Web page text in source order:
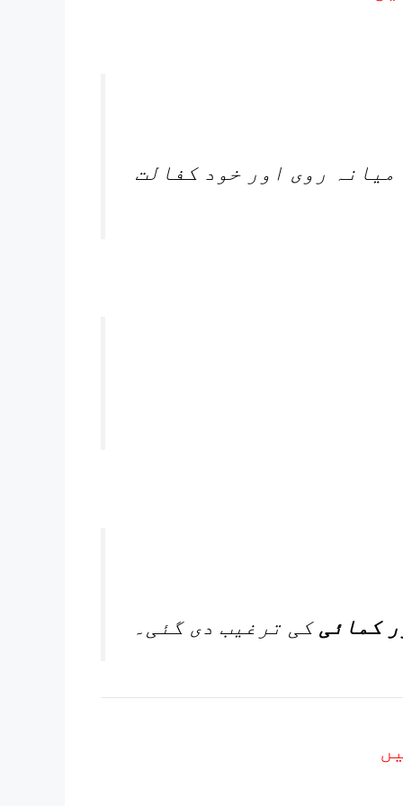
میانہ روی اور خود کفالت
کمائی کی ترغیب دی گئی۔